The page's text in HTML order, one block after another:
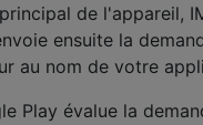
de l'appareil,
ensuite la
au nom de votre
Play évalue la